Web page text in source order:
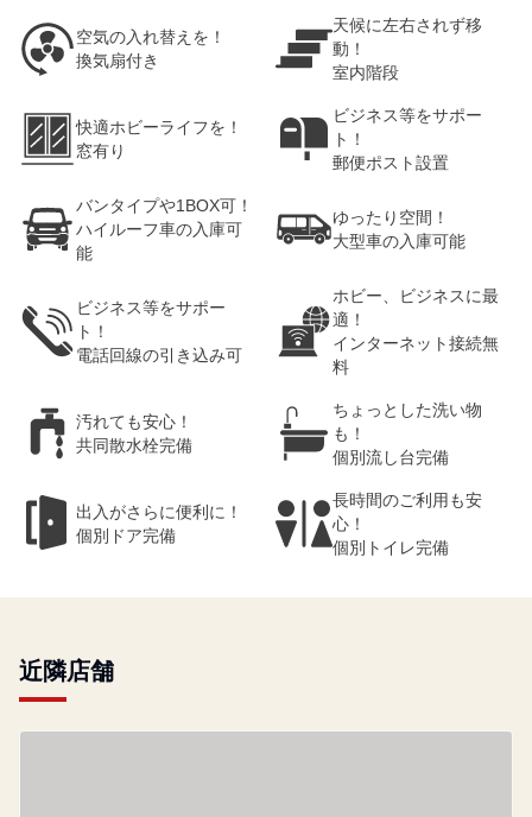
空気の入れ替えを！
換気扇付き
天候に左右されず移
動！
室内階段
快適ホビーライフを！
窓有り
ビジネス等をサポー
ト！
郵便ポスト設置
バンタイプや1BOX可！
ハイルーフ車の入庫可
能
ゆったり空間！
大型車の入庫可能
ビジネス等をサポー
ト！
電話回線の引き込み可
ホビー、ビジネスに最
適！
インターネット接続無
料
汚れても安心！
共同散水栓完備
ちょっとした洗い物
も！
個別流し台完備
出入がさらに便利に！
個別ドア完備
長時間のご利用も安
心！
個別トイレ完備
近隣店舗